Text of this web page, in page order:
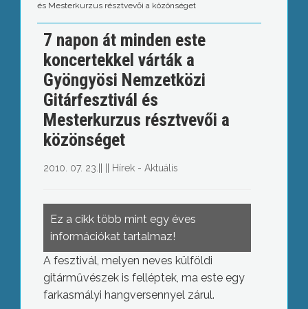
és Mesterkurzus résztvevői a közönséget
7 napon át minden este
koncertekkel várták a
Gyöngyösi Nemzetközi
Gitárfesztivál és
Mesterkurzus résztvevői a
közönséget
2010. 07. 23. Hírek - Aktuális
Ez a cikk több mint egy éves
információkat tartalmaz!
A fesztivál, melyen neves külföldi
gitárművészek is felléptek, ma este egy
farkasmályi hangversennyel zárul.